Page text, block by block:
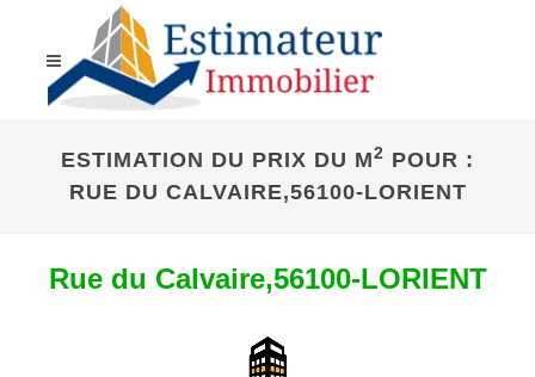
ESTIMATION DU PRIX DU M2 POUR :
RUE DU CALVAIRE,56100-LORIENT
Rue du Calvaire,56100-LORIENT